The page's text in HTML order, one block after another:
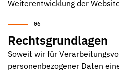
Werkstoffe in der
Normen & Zertifizierungen
ISO, DIN und EN-Normen in
Weiterentwicklung der
Rechtsgrundlagen
Soweit wir für
personenbezogener Daten